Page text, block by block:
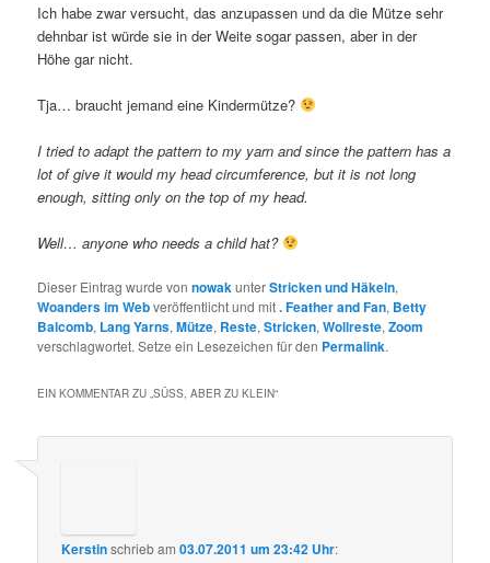
Ich habe zwar versucht, das anzupassen und da die Mütze sehr
dehnbar ist würde sie in der Weite sogar passen, aber in der
Höhe gar nicht.
Tja… braucht jemand eine Kindermütze?
I tried to adapt the pattern to my yarn and since the pattern has a
lot of give it would my head circumference, but it is not long
enough, sitting only on the top of my head.
Well… anyone who needs a child hat?
Dieser Eintrag wurde vonnowakunterStricken und Häkeln,
Woanders im Webveröffentlicht und mit. Feather and Fan, Betty
Balcomb, Lang Yarns,Mütze, Reste,Stricken,Wollreste,Zoom
verschlagwortet. Setze ein Lesezeichen für den Permalink.
EIN KOMMENTAR ZU „SÜSS, ABER ZU KLEIN “
Kerstinschriebam03.07.2011 um 23:42 Uhr: